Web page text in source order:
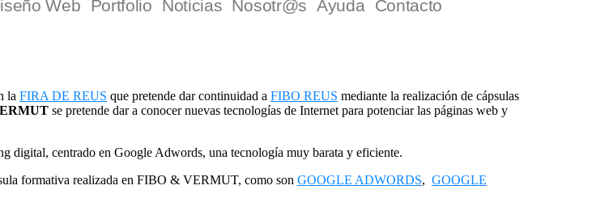
Web Portfolio Noticias Nosotr@s Ayuda Contacto
la FIRA DE REUS que pretende dar continuidad a FIBO REUS mediante la realización de cápsulas
se pretende dar a conocer nuevas tecnologías de Internet para potenciar las páginas web y
digital, centrado en Google Adwords, una tecnología muy barata y eficiente.
formativa realizada en FIBO & VERMUT, como son GOOGLE ADWORDS, GOOGLE